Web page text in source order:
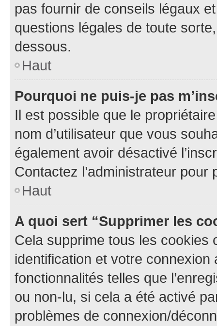
pas fournir de conseils légaux
questions légales de toute
dessous.
Haut
Pourquoi ne puis-je pas
Il est possible que le
nom d’utilisateur que vous
également avoir désactivé
Contactez l’administrateur
Haut
A quoi sert “Supprimer les
Cela supprime tous les cookies
identification et votre
fonctionnalités telles que
ou non-lu, si cela a été activé
problèmes de connexion/